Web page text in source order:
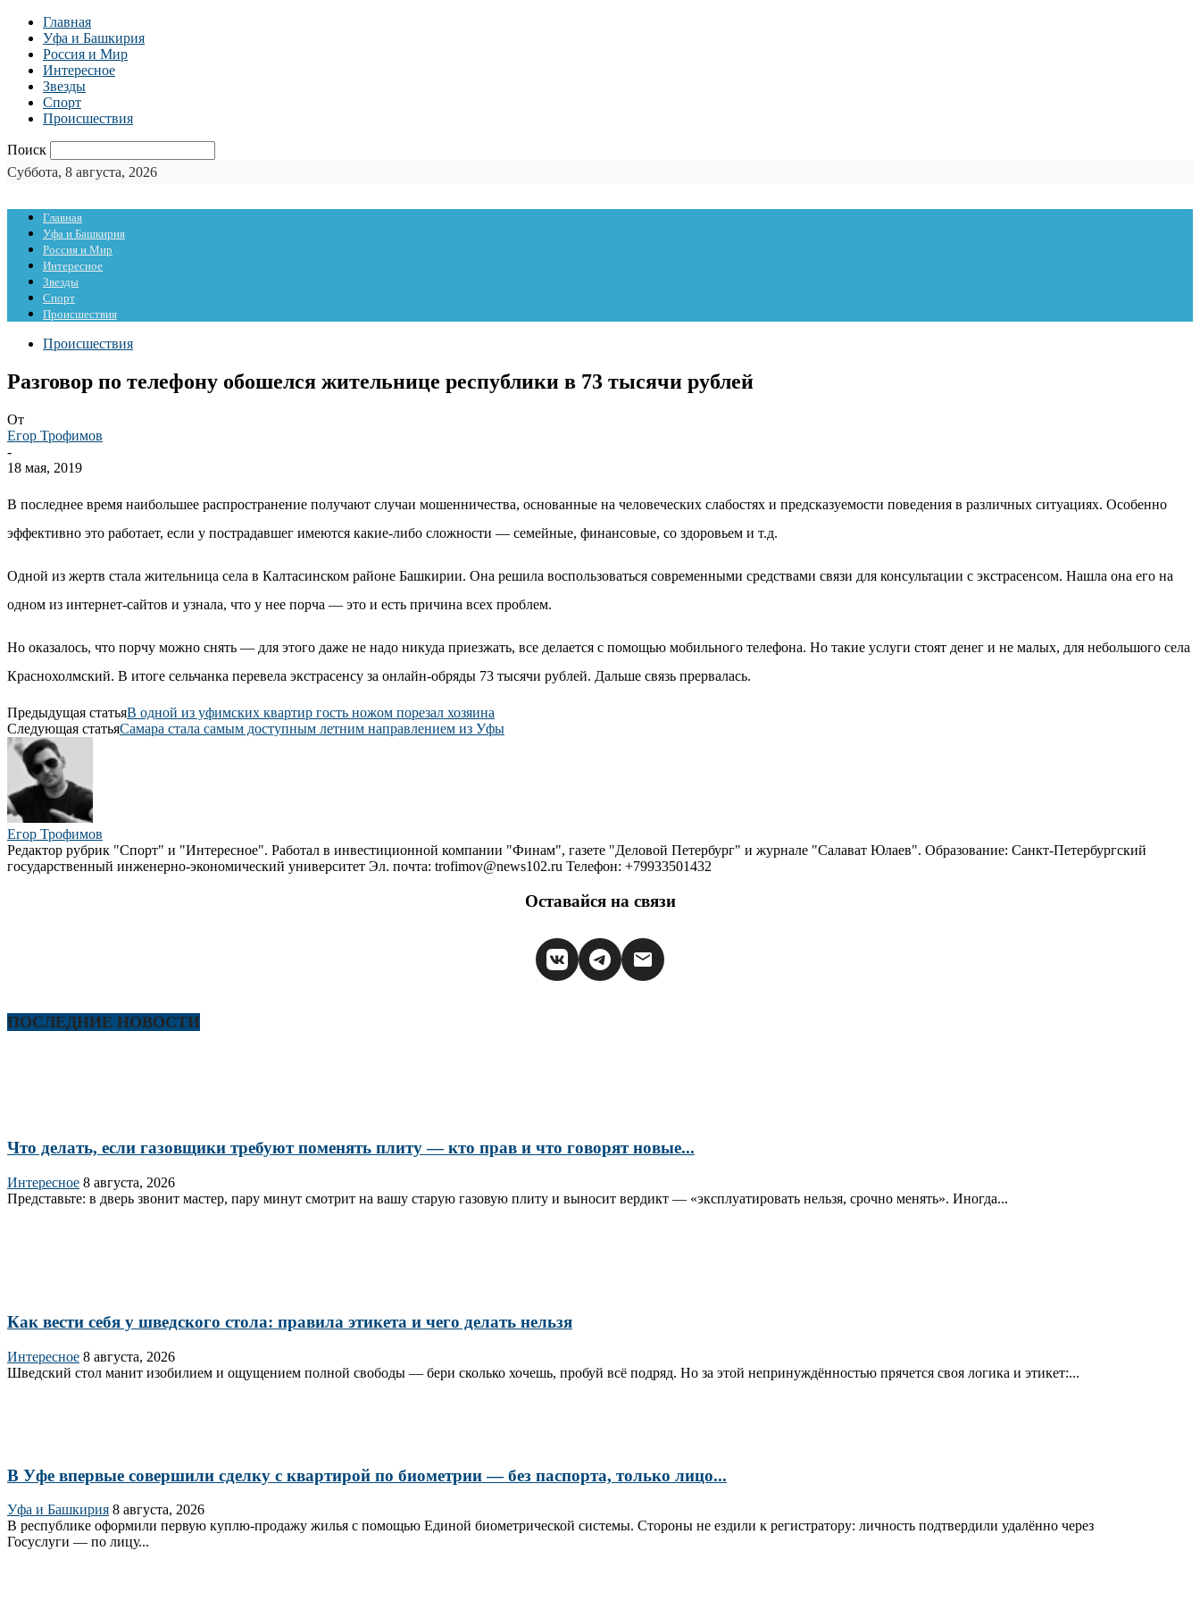
Главная
Уфа и Башкирия
Россия и Мир
Интересное
Звезды
Спорт
Происшествия
Поиск
Суббота, 8 августа, 2026
Главная
Уфа и Башкирия
Россия и Мир
Интересное
Звезды
Спорт
Происшествия
Происшествия
Разговор по телефону обошелся жительнице республики в 73 тысячи рублей
От
Егор Трофимов
-
18 мая, 2019
В последнее время наибольшее распространение получают случаи мошенничества, основанные на человеческих слабостях и предсказуемости поведения в различных ситуациях. Особенно
эффективно это работает, если у пострадавшег имеются какие-либо сложности — семейные, финансовые, со здоровьем и т.д.
Одной из жертв стала жительница села в Калтасинском районе Башкирии. Она решила воспользоваться современными средствами связи для консультации с экстрасенсом. Нашла она его на
одном из интернет-сайтов и узнала, что у нее порча — это и есть причина всех проблем.
Но оказалось, что порчу можно снять — для этого даже не надо никуда приезжать, все делается с помощью мобильного телефона. Но такие услуги стоят денег и не малых, для небольшого села
Краснохолмский. В итоге сельчанка перевела экстрасенсу за онлайн-обряды 73 тысячи рублей. Дальше связь прервалась.
Предыдущая статьяВ одной из уфимских квартир гость ножом порезал хозяина
Следующая статьяСамара стала самым доступным летним направлением из Уфы
Егор Трофимов
Редактор рубрик "Спорт" и "Интересное". Работал в инвестиционной компании "Финам", газете "Деловой Петербург" и журнале "Салават Юлаев". Образование: Санкт-Петербургский
государственный инженерно-экономический университет Эл. почта: trofimov@news102.ru Телефон: +79933501432
Оставайся на связи
ПОСЛЕДНИЕ НОВОСТИ
Что делать, если газовщики требуют поменять плиту — кто прав и что говорят новые...
Интересное 8 августа, 2026
Представьте: в дверь звонит мастер, пару минут смотрит на вашу старую газовую плиту и выносит вердикт — «эксплуатировать нельзя, срочно менять». Иногда...
Как вести себя у шведского стола: правила этикета и чего делать нельзя
Интересное 8 августа, 2026
Шведский стол манит изобилием и ощущением полной свободы — бери сколько хочешь, пробуй всё подряд. Но за этой непринуждённостью прячется своя логика и этикет:...
В Уфе впервые совершили сделку с квартирой по биометрии — без паспорта, только лицо...
Уфа и Башкирия 8 августа, 2026
В республике оформили первую куплю‑продажу жилья с помощью Единой биометрической системы. Стороны не ездили к регистратору: личность подтвердили удалённо через
Госуслуги — по лицу...